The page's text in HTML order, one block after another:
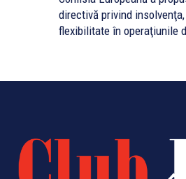
directivă privind
flexibilitate în operaţiunile